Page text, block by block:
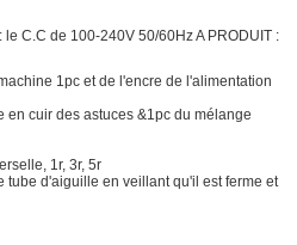
C.C de 100-240V 50/60Hz A PRODUIT :
1pc et de l'encre de l'alimentation
cuir des astuces &1pc du mélange
1r, 3r, 5r
d'aiguille en veillant qu'il est ferme et